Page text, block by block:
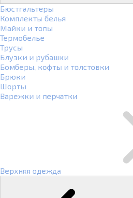
Бюстгальтеры
Комплекты белья
Майки и топы
Термобелье
Трусы
Блузки и рубашки
Бомберы, кофты и толстовки
Брюки
Шорты
Варежки и перчатки
Верхняя одежда